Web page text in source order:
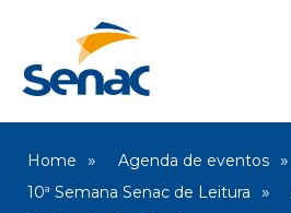
Home Agenda de eventos
10ª Semana Senac de Leitura